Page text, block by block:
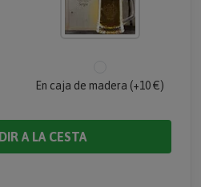
En caja de madera (+10 €)
A LA CESTA